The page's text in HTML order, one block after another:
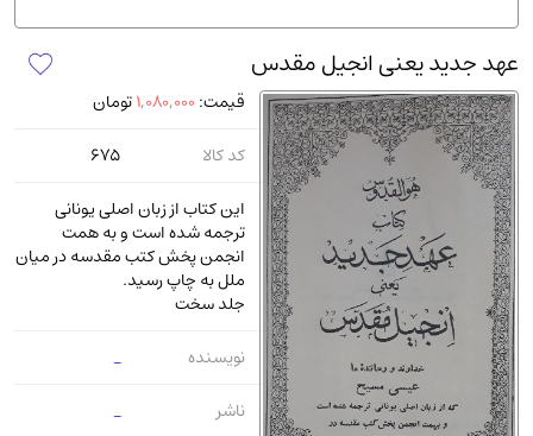
پزشکی(140)
کامپیوتر و نرم افزار (13)
ورزشی و تربیت بدنی(34)
آشپزی و خوراکی(25)
سرگرمی و بازی(7)
سیاسی
رمان و داستان خارجی(489)
حقوقی و قانون (47)
کتاب های مصور رنگی و گلاسه
عرفانی و سلوک(45)
الکترونیک(11)
عهد جدید یعنی انجیل مقدس
قیمت: 1,080,000تومان
کد کالا
675
این کتاب از زبان اصلی یونانی
ترجمه شده است و به همت
انجمن پخش کتب مقدسه در میان
ملل به چاپ رسید.
جلد سخت
نویسنده
_
ناشر
_